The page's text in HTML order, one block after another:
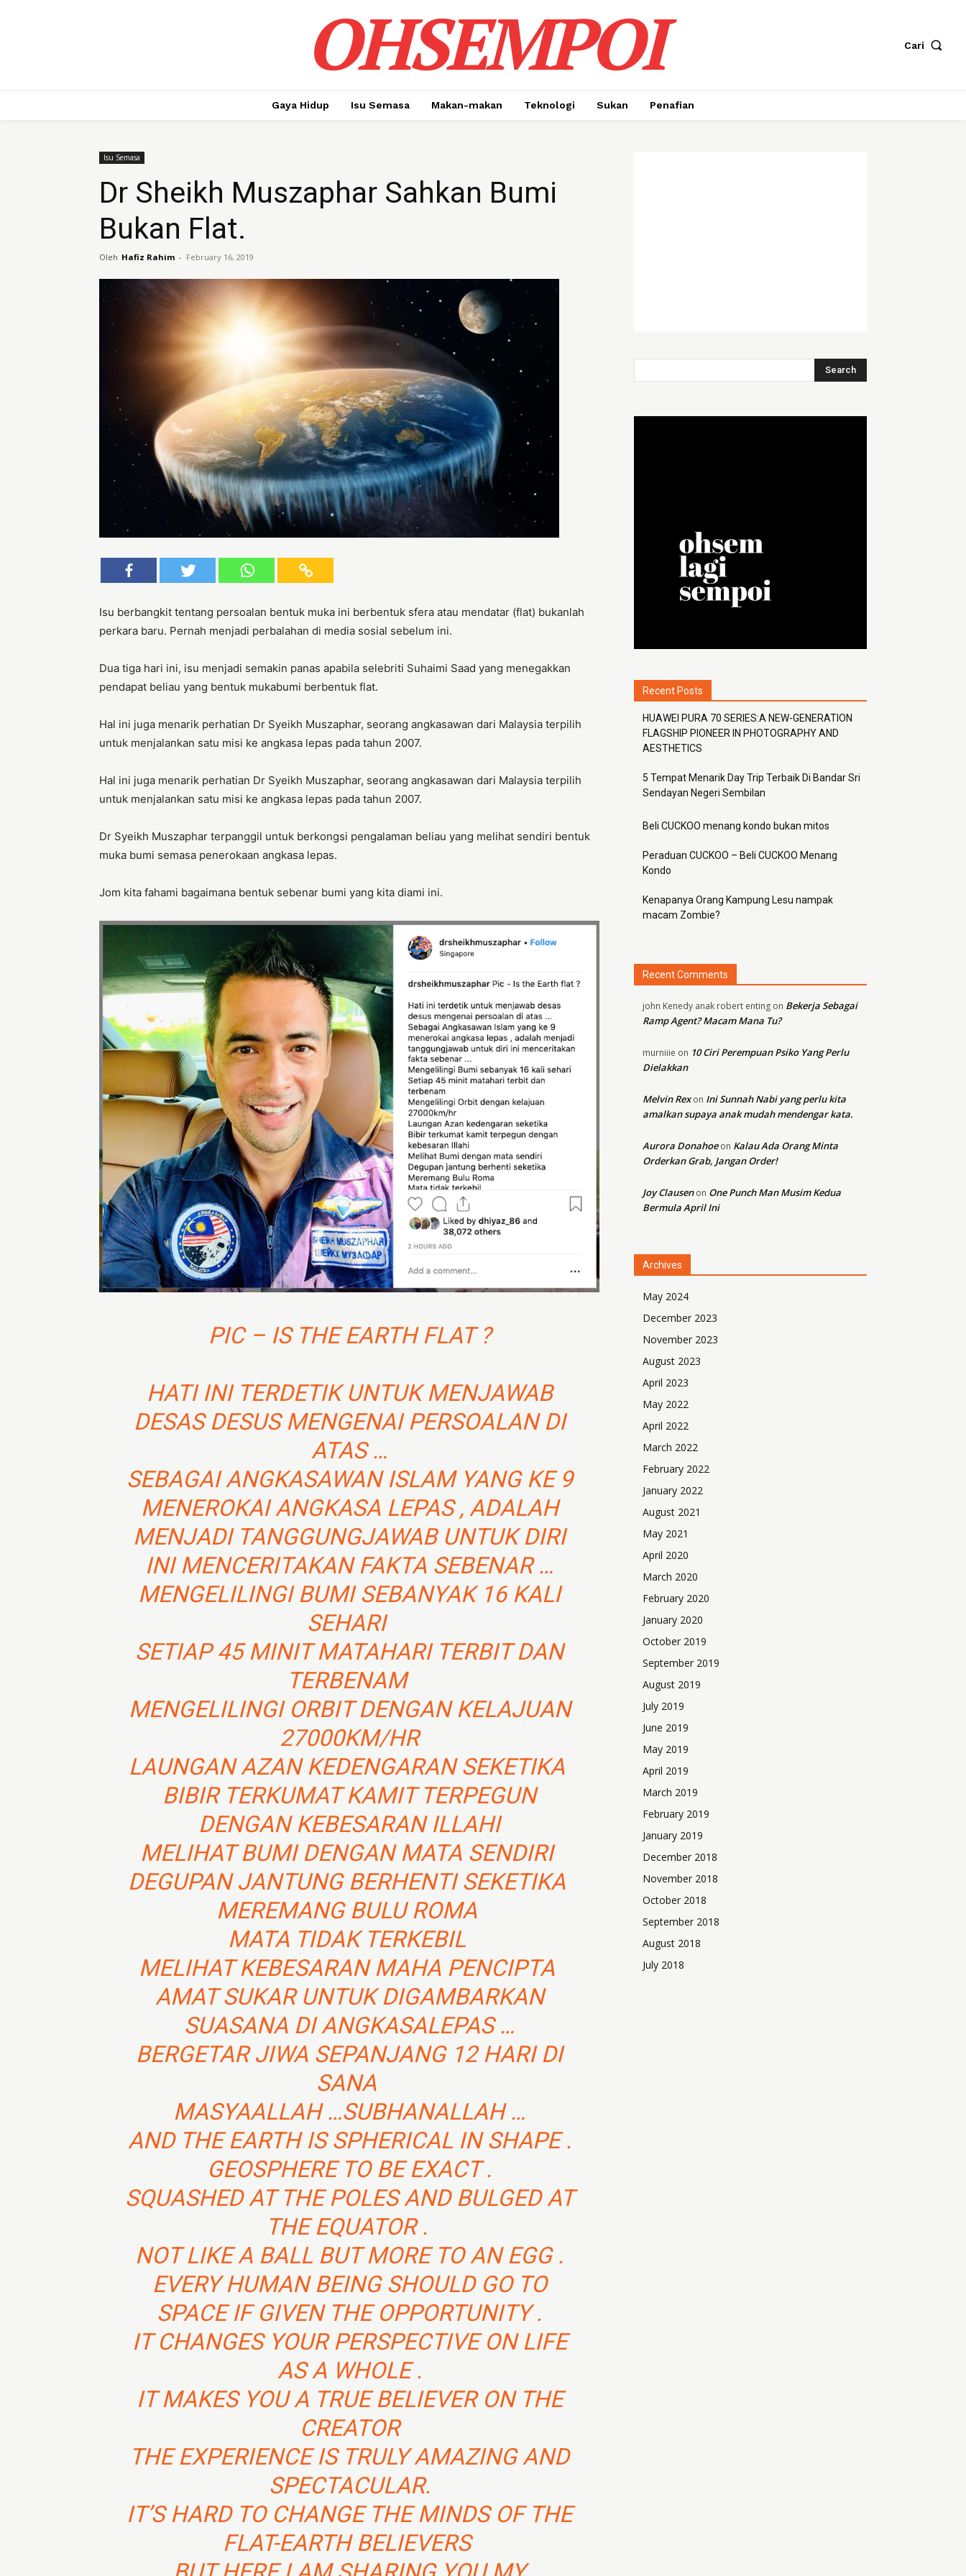
OHSEMPOI Cari
Gaya Hidup Isu Semasa Makan-makan Teknologi Sukan Penafian
Isu Semasa
Dr Sheikh Muszaphar Sahkan Bumi
Bukan Flat.
Oleh Hafiz Rahim - February 16, 2019
Isu berbangkit tentang persoalan bentuk muka ini berbentuk sfera atau mendatar (flat) bukanlah
perkara baru. Pernah menjadi perbalahan di media sosial sebelum ini.
Dua tiga hari ini, isu menjadi semakin panas apabila selebriti Suhaimi Saad yang menegakkan
pendapat beliau yang bentuk mukabumi berbentuk flat.
Hal ini juga menarik perhatian Dr Syeikh Muszaphar, seorang angkasawan dari Malaysia terpilih
untuk menjalankan satu misi ke angkasa lepas pada tahun 2007.
Hal ini juga menarik perhatian Dr Syeikh Muszaphar, seorang angkasawan dari Malaysia terpilih
untuk menjalankan satu misi ke angkasa lepas pada tahun 2007.
Dr Syeikh Muszaphar terpanggil untuk berkongsi pengalaman beliau yang melihat sendiri bentuk
muka bumi semasa penerokaan angkasa lepas.
Jom kita fahami bagaimana bentuk sebenar bumi yang kita diami ini.
PIC – IS THE EARTH FLAT ?
HATI INI TERDETIK UNTUK MENJAWAB
DESAS DESUS MENGENAI PERSOALAN DI
ATAS …
SEBAGAI ANGKASAWAN ISLAM YANG KE 9
MENEROKAI ANGKASA LEPAS , ADALAH
MENJADI TANGGUNGJAWAB UNTUK DIRI
INI MENCERITAKAN FAKTA SEBENAR …
MENGELILINGI BUMI SEBANYAK 16 KALI
SEHARI
SETIAP 45 MINIT MATAHARI TERBIT DAN
TERBENAM
MENGELILINGI ORBIT DENGAN KELAJUAN
27000KM/HR
LAUNGAN AZAN KEDENGARAN SEKETIKA
BIBIR TERKUMAT KAMIT TERPEGUN
DENGAN KEBESARAN ILLAHI
MELIHAT BUMI DENGAN MATA SENDIRI
DEGUPAN JANTUNG BERHENTI SEKETIKA
MEREMANG BULU ROMA
MATA TIDAK TERKEBIL
MELIHAT KEBESARAN MAHA PENCIPTA
AMAT SUKAR UNTUK DIGAMBARKAN
SUASANA DI ANGKASALEPAS …
BERGETAR JIWA SEPANJANG 12 HARI DI
SANA
MASYAALLAH …SUBHANALLAH …
AND THE EARTH IS SPHERICAL IN SHAPE .
GEOSPHERE TO BE EXACT .
SQUASHED AT THE POLES AND BULGED AT
THE EQUATOR .
NOT LIKE A BALL BUT MORE TO AN EGG .
EVERY HUMAN BEING SHOULD GO TO
SPACE IF GIVEN THE OPPORTUNITY .
IT CHANGES YOUR PERSPECTIVE ON LIFE
AS A WHOLE .
IT MAKES YOU A TRUE BELIEVER ON THE
CREATOR
THE EXPERIENCE IS TRULY AMAZING AND
SPECTACULAR.
IT’S HARD TO CHANGE THE MINDS OF THE
FLAT-EARTH BELIEVERS
Recent Posts
HUAWEI PURA 70 SERIES:A NEW-GENERATION
FLAGSHIP PIONEER IN PHOTOGRAPHY AND
AESTHETICS
5 Tempat Menarik Day Trip Terbaik Di Bandar Sri
Sendayan Negeri Sembilan
Beli CUCKOO menang kondo bukan mitos
Peraduan CUCKOO – Beli CUCKOO Menang
Kondo
Kenapanya Orang Kampung Lesu nampak
macam Zombie?
Recent Comments
john Kenedy anak robert enting on Bekerja Sebagai
Ramp Agent? Macam Mana Tu?
murniiie on 10 Ciri Perempuan Psiko Yang Perlu
Dielakkan
Melvin Rexon Ini Sunnah Nabi yang perlu kita
amalkan supaya anak mudah mendengar kata.
Aurora Donahoeon Kalau Ada Orang Minta
Orderkan Grab, Jangan Order!
Joy Clausenon One Punch Man Musim Kedua
Bermula April Ini
Archives
May 2024
December 2023
November 2023
August 2023
April 2023
May 2022
April 2022
March 2022
February 2022
January 2022
August 2021
May 2021
April 2020
March 2020
February 2020
January 2020
October 2019
September 2019
August 2019
July 2019
June 2019
May 2019
April 2019
March 2019
February 2019
January 2019
December 2018
November 2018
October 2018
September 2018
August 2018
July 2018